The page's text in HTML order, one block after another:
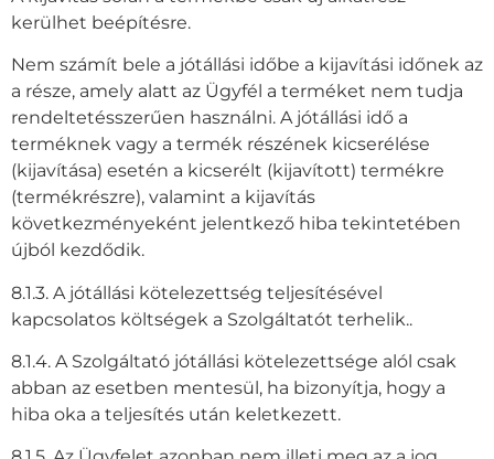
kerülhet beépítésre.
Nem számít bele a jótállási időbe a kijavítási időnek az
a része, amely alatt az Ügyfél a terméket nem tudja
rendeltetésszerűen használni. A jótállási idő a
terméknek vagy a termék részének kicserélése
(kijavítása) esetén a kicserélt (kijavított) termékre
(termékrészre), valamint a kijavítás
következményeként jelentkező hiba tekintetében
újból kezdődik.
8.1.3. A jótállási kötelezettség teljesítésével
kapcsolatos költségek a Szolgáltatót terhelik..
8.1.4. A Szolgáltató jótállási kötelezettsége alól csak
abban az esetben mentesül, ha bizonyítja, hogy a
hiba oka a teljesítés után keletkezett.